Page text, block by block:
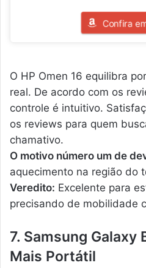
Confira
O HP Omen 16 equilibra
real. De acordo com os
controle é intuitivo.
os reviews para quem
chamativo.
O motivo número um de
aquecimento na região do
Veredito: Excelente para
precisando de mobilidade
7. Samsung Galaxy
Mais Portátil